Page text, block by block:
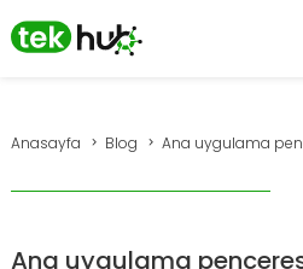
Anasayfa Blog Ana uygulama
Ana uygulama